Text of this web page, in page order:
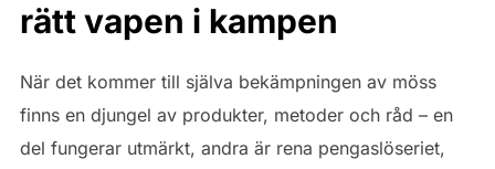
rätt vapen i kampen
När det kommer till själva bekämpningen av möss
finns en djungel av produkter, metoder och råd – en
del fungerar utmärkt, andra är rena pengaslöseriet,